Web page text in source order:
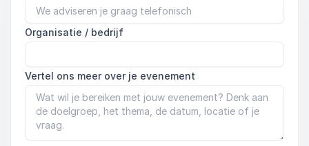
Organisatie / bedrijf
Vertel ons meer over je evenement